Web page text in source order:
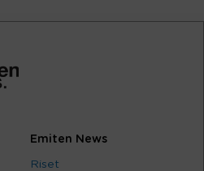
Emiten News
Riset